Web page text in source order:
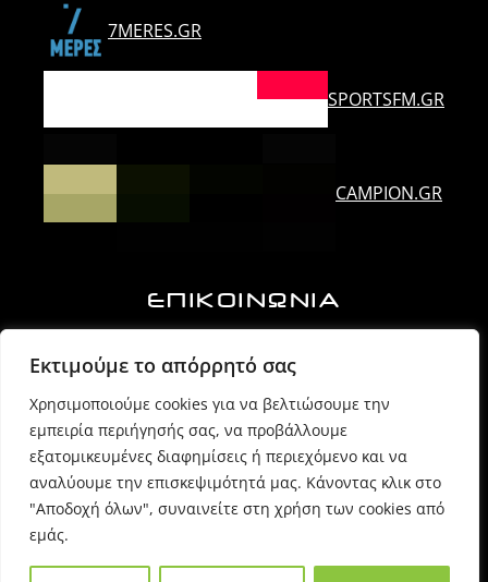
Εκτιμούμε το απόρρητό σας
Χρησιμοποιούμε cookies για να βελτιώσουμε την
εμπειρία περιήγησής σας, να προβάλλουμε
εξατομικευμένες διαφημίσεις ή περιεχόμενο και να
αναλύουμε την επισκεψιμότητά μας. Κάνοντας κλικ στο
"Αποδοχή όλων", συναινείτε στη χρήση των cookies από
εμάς.
7MERES.GR
SPORTSFM.GR
CAMPION.GR
ΕΠΙΚΟΙΝΩΝΙΑ
6974725071 (Πρόεδρος Δ.Σ.)
6980054170 (Γραμματέας)